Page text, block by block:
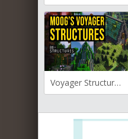
Voyager Structures для Майнкрафт [1.20.1, 1.19.4, 1.19.3]